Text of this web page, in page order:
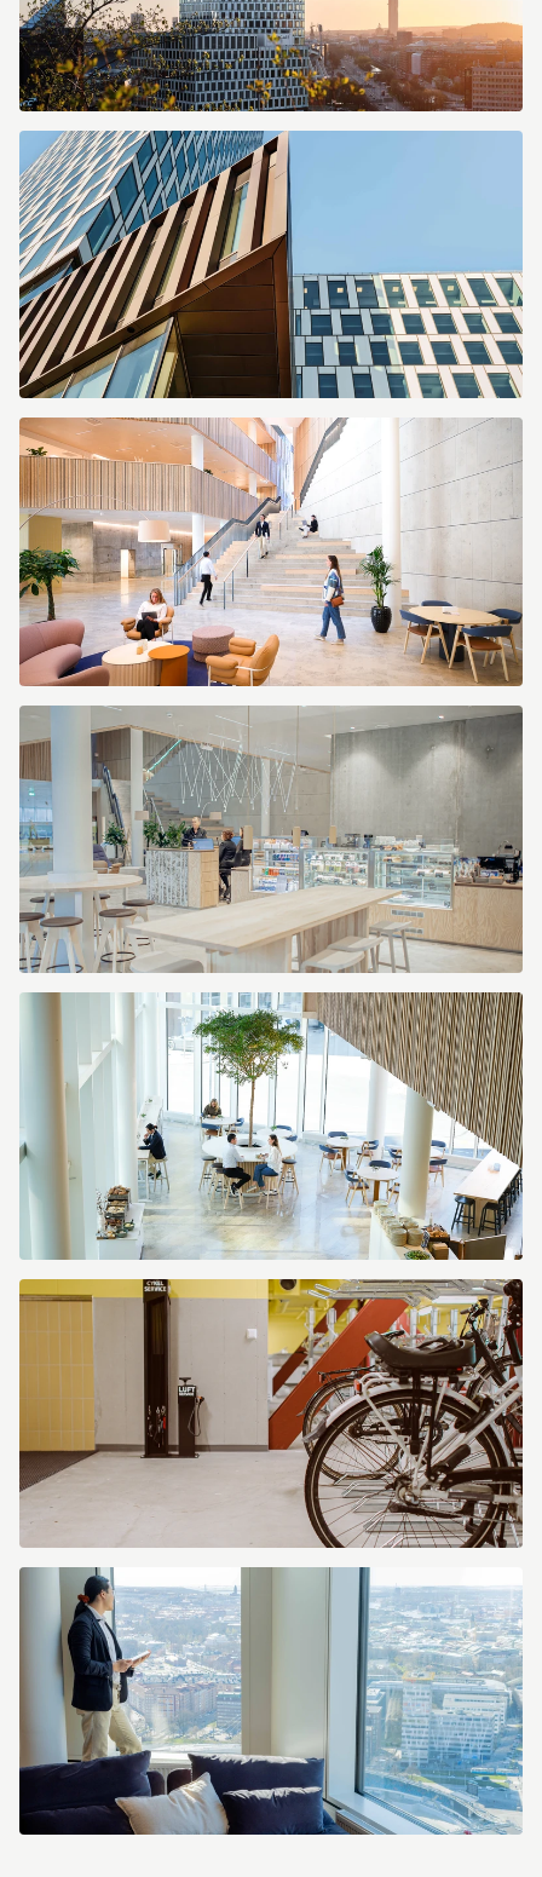
SKANSKA_CITYGATE_aRGB_20230427_07_besk.jpg
SKANSKA_CITYGATE_aRGB_20230427_04_2.jpg
_DSF9022.jpg
Café.jpg
_DSF7480
Citygate
cykelhotell.jpg